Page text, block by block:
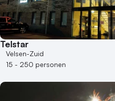
Telstar
Velsen-Zuid
15 - 250 personen